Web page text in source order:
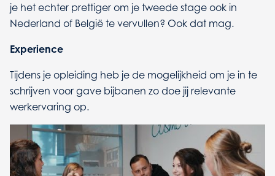
je het echter prettiger om je tweede stage ook in
Nederland of België te vervullen? Ook dat mag.
Experience
Tijdens je opleiding heb je de mogelijkheid om je in te
schrijven voor gave bijbanen zo doe jij relevante
werkervaring op.